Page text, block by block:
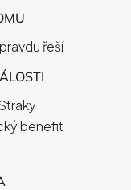
řeší
benefit